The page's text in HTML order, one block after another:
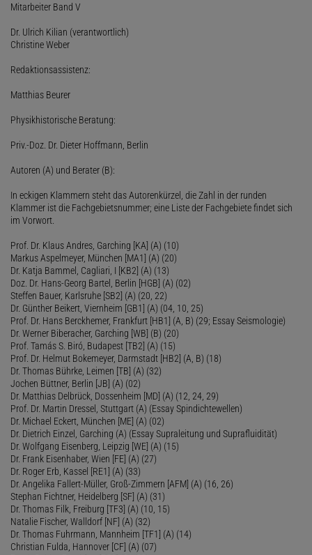
Mitarbeiter Band V
Dr. Ulrich Kilian (verantwortlich)
Christine Weber
Redaktionsassistenz:
Matthias Beurer
Physikhistorische Beratung:
Priv.-Doz. Dr. Dieter Hoffmann, Berlin
Autoren (A) und Berater (B):
In eckigen Klammern steht das Autorenkürzel, die Zahl in der runden
Klammer ist die Fachgebietsnummer; eine Liste der Fachgebiete findet sich
im Vorwort.
Prof. Dr. Klaus Andres, Garching [KA] (A) (10)
Markus Aspelmeyer, München [MA1] (A) (20)
Dr. Katja Bammel, Cagliari, I [KB2] (A) (13)
Doz. Dr. Hans-Georg Bartel, Berlin [HGB] (A) (02)
Steffen Bauer, Karlsruhe [SB2] (A) (20, 22)
Dr. Günther Beikert, Viernheim [GB1] (A) (04, 10, 25)
Prof. Dr. Hans Berckhemer, Frankfurt [HB1] (A, B) (29; Essay Seismologie)
Dr. Werner Biberacher, Garching [WB] (B) (20)
Prof. Tamás S. Biró, Budapest [TB2] (A) (15)
Prof. Dr. Helmut Bokemeyer, Darmstadt [HB2] (A, B) (18)
Dr. Thomas Bührke, Leimen [TB] (A) (32)
Jochen Büttner, Berlin [JB] (A) (02)
Dr. Matthias Delbrück, Dossenheim [MD] (A) (12, 24, 29)
Prof. Dr. Martin Dressel, Stuttgart (A) (Essay Spindichtewellen)
Dr. Michael Eckert, München [ME] (A) (02)
Dr. Dietrich Einzel, Garching (A) (Essay Supraleitung und Suprafluidität)
Dr. Wolfgang Eisenberg, Leipzig [WE] (A) (15)
Dr. Frank Eisenhaber, Wien [FE] (A) (27)
Dr. Roger Erb, Kassel [RE1] (A) (33)
Dr. Angelika Fallert-Müller, Groß-Zimmern [AFM] (A) (16, 26)
Stephan Fichtner, Heidelberg [SF] (A) (31)
Dr. Thomas Filk, Freiburg [TF3] (A) (10, 15)
Natalie Fischer, Walldorf [NF] (A) (32)
Dr. Thomas Fuhrmann, Mannheim [TF1] (A) (14)
Christian Fulda, Hannover [CF] (A) (07)